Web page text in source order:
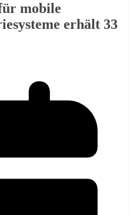
mobile
erhält 33